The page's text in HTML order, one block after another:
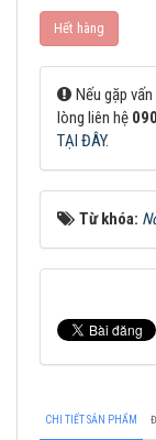
Hết hàng
Nếu gặp
lòng liên hệ
TẠI ĐÂY.
Từ khóa:
CHI TIẾT SẢN PHẨM